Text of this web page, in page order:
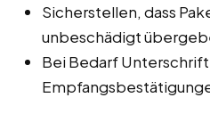
Sicherstellen, dass
unbeschädigt
Bei Bedarf